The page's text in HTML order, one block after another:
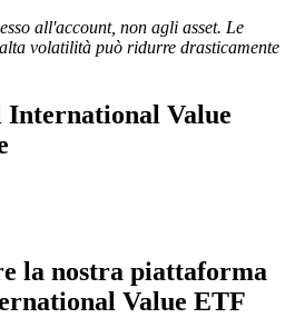
all'account, non agli asset. Le
volatilità può ridurre drasticamente
International Value
la nostra piattaforma
Value ETF